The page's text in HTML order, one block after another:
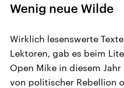
Wenig neue Wilde
Wirklich lesenswerte
Lektoren, gab es beim
Open Mike in diesem
von politischer Rebellion